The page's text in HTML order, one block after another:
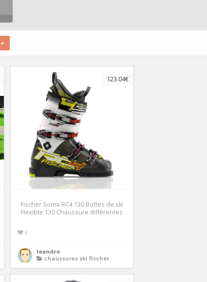
123.04€
Fischer Soma RC4 130 Bottes de ski
Flexible 130 Chaussure différentes
4
leandro
chaussures ski fischer